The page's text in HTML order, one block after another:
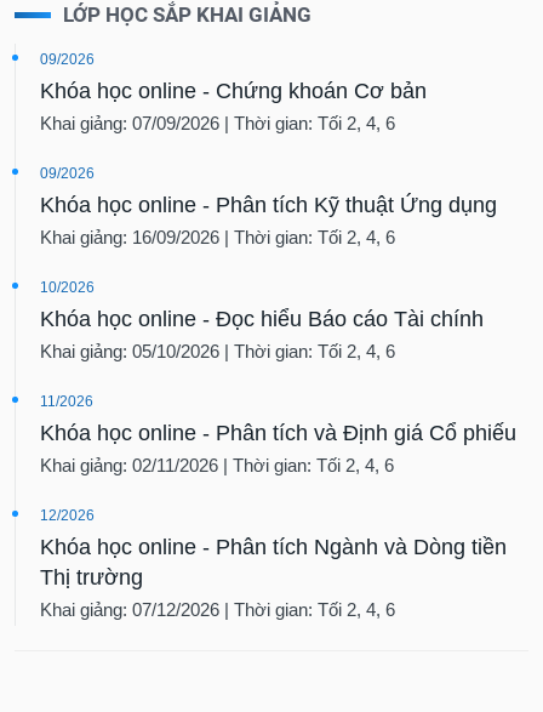
LỚP HỌC SẮP KHAI GIẢNG
09/2026
Khóa học online - Chứng khoán Cơ bản
Khai giảng: 07/09/2026 | Thời gian: Tối 2, 4, 6
09/2026
Khóa học online - Phân tích Kỹ thuật Ứng dụng
Khai giảng: 16/09/2026 | Thời gian: Tối 2, 4, 6
10/2026
Khóa học online - Đọc hiểu Báo cáo Tài chính
Khai giảng: 05/10/2026 | Thời gian: Tối 2, 4, 6
11/2026
Khóa học online - Phân tích và Định giá Cổ phiếu
Khai giảng: 02/11/2026 | Thời gian: Tối 2, 4, 6
12/2026
Khóa học online - Phân tích Ngành và Dòng tiền
Thị trường
Khai giảng: 07/12/2026 | Thời gian: Tối 2, 4, 6